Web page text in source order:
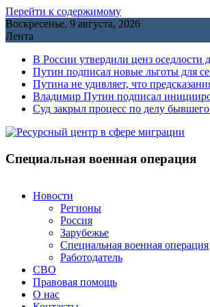
Перейти к содержимому
Воскресенье, 9 августа, 2026
Лента
В России утвердили ценз оседлости
Путин подписал новые льготы для
Путина не удивляет, что
Владимир Путин подписал
Cуд закрыл процесс по делу
Специальная военная операция
Новости
Регионы
Россия
Зарубежье
Специальная военная операция
Работодатель
СВО
Правовая помощь
О нас